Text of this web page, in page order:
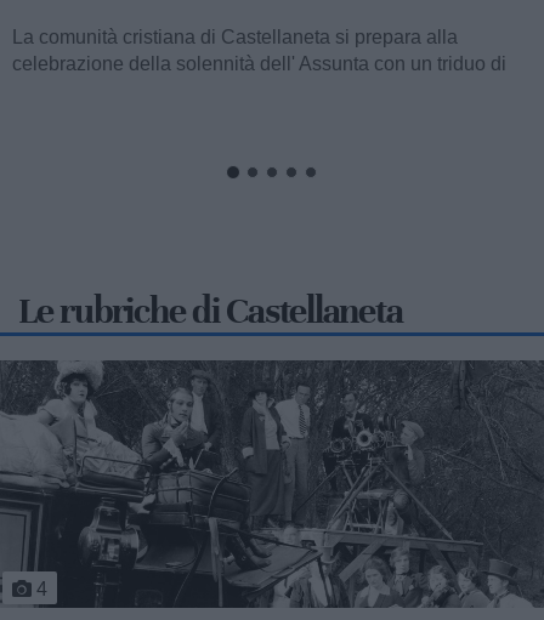
CASTELLANETA
La comunità della parrocchia San Domenico di Castellaneta
Le rubriche di Castellaneta
5